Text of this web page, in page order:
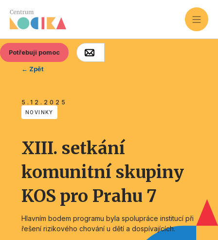
Potřebuji pomoc
← Zpět
5.12.2025
NOVINKY
XIII. setkání
komunitní skupiny
KOS pro Prahu 7
Hlavním bodem programu byla spolupráce institucí při
řešení rizikového chování u dětí a dospívajících.